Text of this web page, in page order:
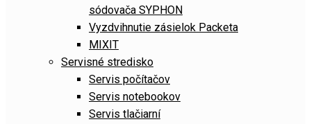
sódovača SYPHON
Vyzdvihnutie zásielok Packeta
MIXIT
Servisné stredisko
Servis počítačov
Servis notebookov
Servis tlačiarní